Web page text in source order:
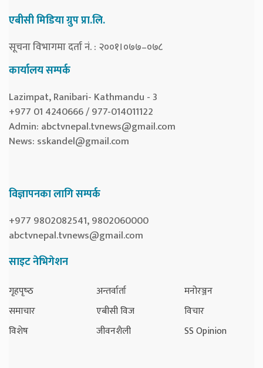
एबीसी मिडिया ग्रुप प्रा.लि.
सूचना विभागमा दर्ता नं. : २००१।०७७–०७८
कार्यालय सम्पर्क
Lazimpat, Ranibari- Kathmandu - 3
+977 01 4240666 / 977-014011122
Admin: abctvnepal.tvnews@gmail.com
News: sskandel@gmail.com
विज्ञापनका लागि सम्पर्क
+977 9802082541, 9802060000
abctvnepal.tvnews@gmail.com
साइट नेभिगेशन
गृहपृष्‍ठ
समाचार
विशेष
अन्तर्वार्ता
एबीसी विज
जीवनशैली
मनोरञ्जन
विचार
SS Opinion